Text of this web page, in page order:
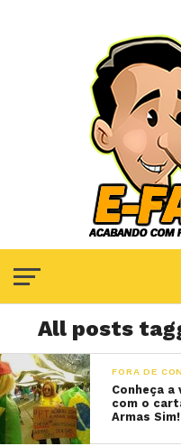
All posts
FORA DE
Conheça
com o
Armas